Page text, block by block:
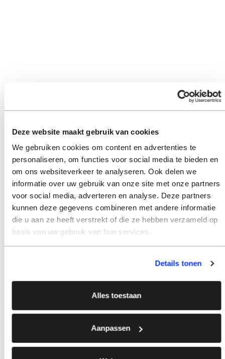
Deze website maakt gebruik van cookies
We gebruiken cookies om content en advertenties te
personaliseren, om functies voor social media te bieden en
om ons websiteverkeer te analyseren. Ook delen we
informatie over uw gebruik van onze site met onze partners
voor social media, adverteren en analyse. Deze partners
kunnen deze gegevens combineren met andere informatie
die u aan ze heeft verstrekt of die ze hebben verzameld op
basis van uw gebruik van hun services.
Details tonen
Alles toestaan
Aanpassen